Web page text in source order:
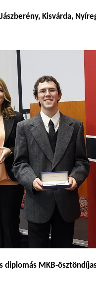
Kisvárda,
diplomás MKB-